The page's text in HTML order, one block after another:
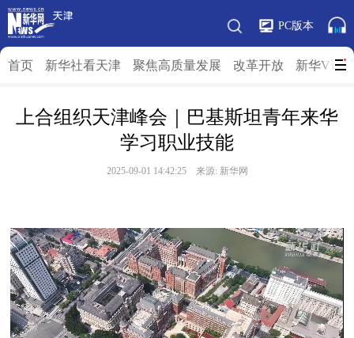
PC版本
首页 新华社看天津 聚焦高质量发展 改革开放 新华V访
上合组织天津峰会｜巴基斯坦青年来华
学习职业技能
2025-09-01 14:42:25 来源: 新华网